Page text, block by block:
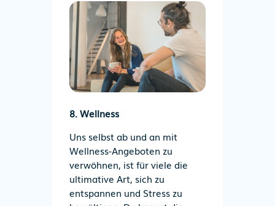
8. Wellness
Uns selbst ab und an mit
Wellness-Angeboten zu
verwöhnen, ist für viele die
ultimative Art, sich zu
entspannen und Stress zu